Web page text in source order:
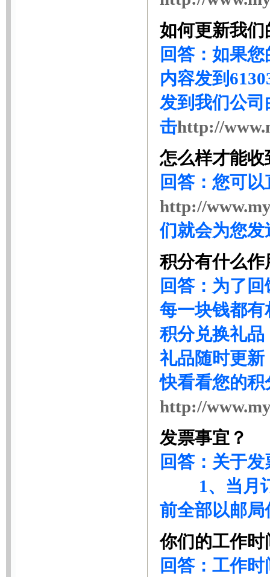
如何更新我
回答：如果
内容发到
发到我们公
击http://
怎么样才能
回答：您可
http://
们就会为您
积分有什么
回答：为了
每一块钱都
积分兑换礼
礼品随时更
快看看您的
http://
发票事宜？
回答：关于
1、当月订
前全部以邮
你们的工作时
回答：工作